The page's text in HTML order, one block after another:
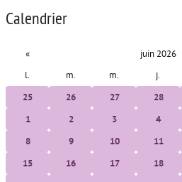
Calendrier
« juin 2026
l. m. m. j.
25 26 27 28
1 2 3 4
8 9 10 11
15 16 17 18